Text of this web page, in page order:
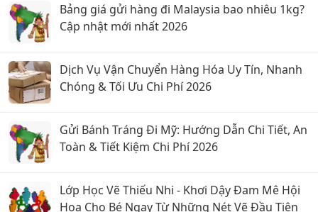
Bảng giá gửi hàng đi Malaysia bao nhiêu 1kg?
Cập nhật mới nhất 2026
Dịch Vụ Vận Chuyển Hàng Hóa Uy Tín, Nhanh
Chóng & Tối Ưu Chi Phí 2026
Gửi Bánh Tráng Đi Mỹ: Hướng Dẫn Chi Tiết, An
Toàn & Tiết Kiệm Chi Phí 2026
Lớp Học Vẽ Thiếu Nhi - Khơi Dậy Đam Mê Hội
Họa Cho Bé Ngay Từ Những Nét Vẽ Đầu Tiên